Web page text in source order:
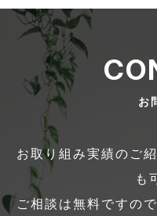
お
お取り組み実績のご
も
ご相談は無料ですの